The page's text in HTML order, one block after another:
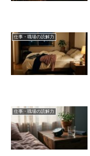
仕事・職場の読解力
仕事・職場の読解力